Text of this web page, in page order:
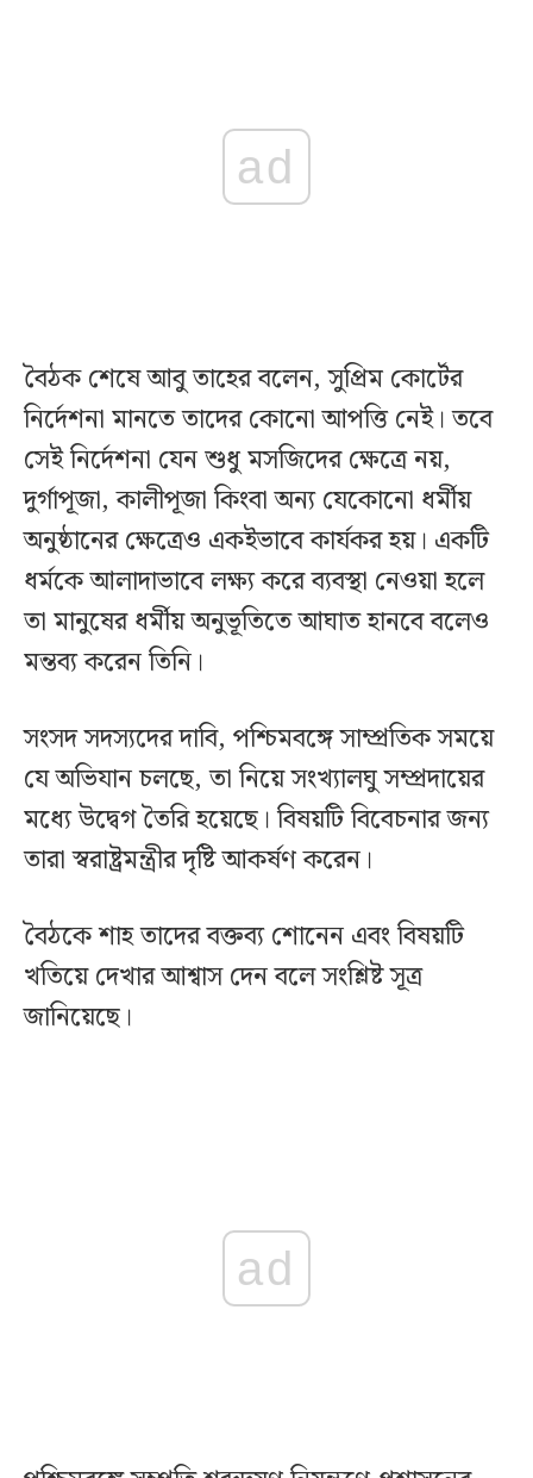
ad
বৈঠক শেষে আবু তাহের বলেন, সুপ্রিম কোর্টের
নির্দেশনা মানতে তাদের কোনো আপত্তি নেই। তবে
সেই নির্দেশনা যেন শুধু মসজিদের ক্ষেত্রে নয়,
দুর্গাপূজা, কালীপূজা কিংবা অন্য যেকোনো ধর্মীয়
অনুষ্ঠানের ক্ষেত্রেও একইভাবে কার্যকর হয়। একটি
ধর্মকে আলাদাভাবে লক্ষ্য করে ব্যবস্থা নেওয়া হলে
তা মানুষের ধর্মীয় অনুভূতিতে আঘাত হানবে বলেও
মন্তব্য করেন তিনি।
সংসদ সদস্যদের দাবি, পশ্চিমবঙ্গে সাম্প্রতিক সময়ে
যে অভিযান চলছে, তা নিয়ে সংখ্যালঘু সম্প্রদায়ের
মধ্যে উদ্বেগ তৈরি হয়েছে। বিষয়টি বিবেচনার জন্য
তারা স্বরাষ্ট্রমন্ত্রীর দৃষ্টি আকর্ষণ করেন।
বৈঠকে শাহ তাদের বক্তব্য শোনেন এবং বিষয়টি
খতিয়ে দেখার আশ্বাস দেন বলে সংশ্লিষ্ট সূত্র
জানিয়েছে।‌
ad